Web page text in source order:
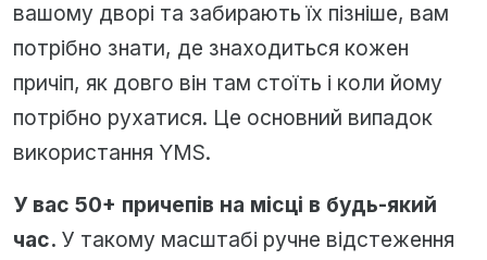
вашому дворі та забирають їх пізніше, вам
потрібно знати, де знаходиться кожен
причіп, як довго він там стоїть і коли йому
потрібно рухатися. Це основний випадок
використання YMS.
У вас 50+ причепів на місці в будь-який
час. У такому масштабі ручне відстеження